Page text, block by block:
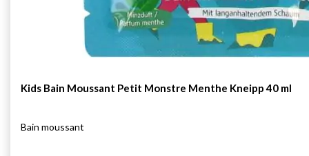
Kids Bain Moussant Petit Monstre Menthe Kneipp 40 ml
Bain moussant